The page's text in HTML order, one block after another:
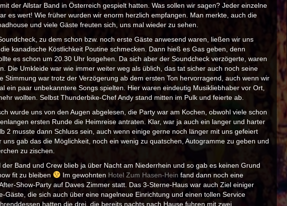
der Allstar Band in Österreich gespielt hatten. Was sollen wir sagen? Jeder einzelne
es wert! Wie früher wurden wir enorm herzlich empfangen. Man merkte, auch die
und viele Gäste freuten sich, uns mal wieder zu sehen.
zu dem schon bzw. noch erste Gäste anwesend waren, ließen wir uns
kanadische Köstlichkeit Poutine schmecken. Dann hieß es Gas geben, denn
es schon um 20.30 Uhr losgehen. Da sich aber der Soundcheck verzögerte, waren
Die Umkleide war wie immer weiter weg als üblich, das tat sicher auch noch seine
Stimmung war trotz der Verzögerung ab dem ersten Ton hervorragend, auch wenn wir
ein paar unbekanntere Songs spielten. Hier waren eindeutig Musikliebhaber vor Ort,
wollten. Selbst Thunderbike-Chef Andy stand mitten im Pulk und feierte ab.
wurde uns von den Augen abgelesen, die Party war am Kochen, obwohl viele schon
ersten Runde die Heimreise antraten. Klar, war ja auch ein langer und harter
2 musste dann Schluss sein, auch wenn einige gerne noch länger mit uns gefeiert
uns gab das die Möglichkeit, noch ein wenig zu quatschen, Autogramme zu geben und
zu zischen.
der Band und Crew blieb ja über Nacht am Niederrhein und so gab es keinen Grund
fit zu bleiben
Im gewohnten Hotel Zum Hasen-Hein fand dann noch eine
Show-Party auf Daves Zimmer statt. Das 3-Sterne-Haus war auch Ziel einiger
Gäste, die sich auch über eine nagelneue Einrichtung und einen tollen Service
hatten die drei, die bereits nachts nach Hause fuhren mit zwei